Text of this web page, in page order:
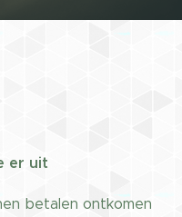
er uit
betalen ontkomen